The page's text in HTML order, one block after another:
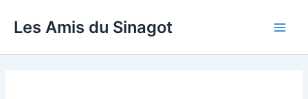
Les Amis du Sinagot